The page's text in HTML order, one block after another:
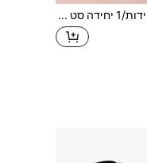
4 יחידות/1 יחידה סט פינצטות גבות צבעוניות מפלדת אל חלד, כלי טיפוח לעיצוב גבות והסרת שיער